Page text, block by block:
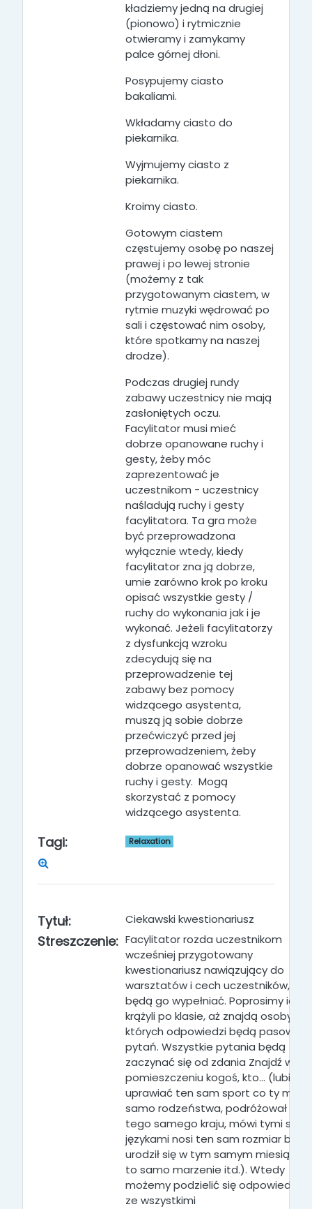
kładziemy jedną na drugiej
(pionowo) i rytmicznie
otwieramy i zamykamy
palce górnej dłoni.
Posypujemy ciasto
bakaliami.
Wkładamy ciasto do
piekarnika.
Wyjmujemy ciasto z
piekarnika.
Kroimy ciasto.
Gotowym ciastem
częstujemy osobę po naszej
prawej i po lewej stronie
(możemy z tak
przygotowanym ciastem, w
rytmie muzyki wędrować po
sali i częstować nim osoby,
które spotkamy na naszej
drodze).
Podczas drugiej rundy
zabawy uczestnicy nie mają
zasłoniętych oczu.
Facylitator musi mieć
dobrze opanowane ruchy i
gesty, żeby móc
zaprezentować je
uczestnikom - uczestnicy
naśladują ruchy i gesty
facylitatora. Ta gra może
być przeprowadzona
wyłącznie wtedy, kiedy
facylitator zna ją dobrze,
umie zarówno krok po kroku
opisać wszystkie gesty /
ruchy do wykonania jak i je
wykonać. Jeżeli facylitatorzy
z dysfunkcją wzroku
zdecydują się na
przeprowadzenie tej
zabawy bez pomocy
widzącego asystenta,
muszą ją sobie dobrze
przećwiczyć przed jej
przeprowadzeniem, żeby
dobrze opanować wszystkie
ruchy i gesty. Mogą
skorzystać z pomocy
widzącego asystenta.
Tagi: Relaxation
Tytuł: Ciekawski kwestionariusz
Streszczenie: Facylitator rozda uczestnikom
wcześniej przygotowany
kwestionariusz nawiązujący do
warsztatów i cech uczestników,
będą go wypełniać. Poprosimy ich,
krążyli po klasie, aż znajdą osoby,
których odpowiedzi będą
pytań. Wszystkie pytania będą
zaczynać się od zdania Znajdź w
pomieszczeniu kogoś, kto... (lubi
uprawiać ten sam sport co ty ma
samo rodzeństwa, podróżował do
tego samego kraju, mówi tymi
językami nosi ten sam rozmiar
urodził się w tym samym miesiącu,
to samo marzenie itd.). Wtedy
możemy podzielić się
ze wszystkimi